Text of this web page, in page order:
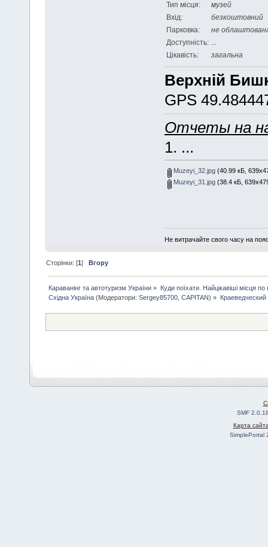
Тип місця:
музей
Вхід:
безкоштовний
Парковка:
не
Доступність: ...
Цікавість:
загальна
Верхній
GPS
Отчеты на
1. ...
Muzeyi_32.jpg(40.99 кБ,
Muzeyi_31.jpg(38.4 кБ,
Не витрачайте свого часу на
Сторінки: [1]Вгору
Караванінг та автотуризм України » Куди поїхати. Найцікавіші місця
Східна Україна (Модератори:Sergey85700 ,CAPITAN) »
SMF
Карта
SimplePortal